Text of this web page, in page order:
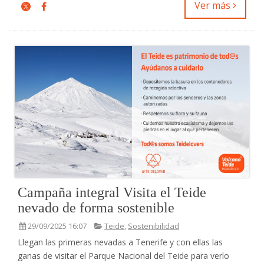
Ver más
Campaña integral Visita el Teide
nevado de forma sostenible
29/09/2025 16:07 Teide, Sostenibilidad
Llegan las primeras nevadas a Tenerife y con ellas las
ganas de visitar el Parque Nacional del Teide para verlo